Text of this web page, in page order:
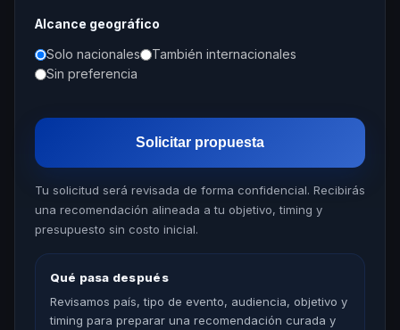
Alcance geográfico
Solo nacionales
También internacionales
Sin preferencia
Solicitar propuesta
Tu solicitud será revisada de forma confidencial. Recibirás
una recomendación alineada a tu objetivo, timing y
presupuesto sin costo inicial.
Qué pasa después
Revisamos país, tipo de evento, audiencia, objetivo y
timing para preparar una recomendación curada y